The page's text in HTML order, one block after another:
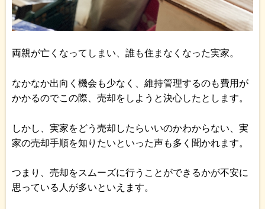
両親が亡くなってしまい、誰も住まなくなった実家。
なかなか出向く機会も少なく、維持管理するのも費用が
かかるのでこの際、売却をしようと決心したとします。
しかし、実家をどう売却したらいいのかわからない、実
家の売却手順を知りたいといった声も多く聞かれます。
つまり、売却をスムーズに行うことができるかが不安に
思っている人が多いといえます。